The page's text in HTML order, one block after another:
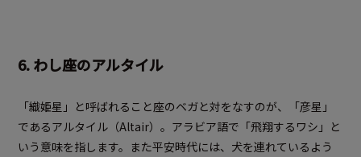
6. わし座のアルタイル
「織姫星」と呼ばれること座のベガと対をなすのが、「彦星」
であるアルタイル（Altair）。アラビア語で「飛翔するワシ」と
いう意味を指します。また平安時代には、犬を連れているよう